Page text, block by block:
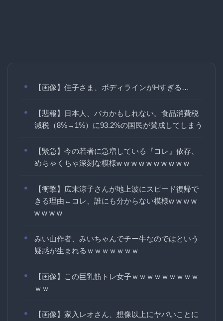
【画像】佳子さま、ボディラインがHすぎる…
【悲報】日本人、バカかもしれない。食品消費税
減税（8%→1%）に93.2%の国民が賛成してしまう
【緊急】今の若者に急増している『コレ』依存、
めちゃくちゃ深刻な模様w w w w w w w w w w
【衝撃】広末涼子さんが地上波にスピード復帰で
きる理由←コレ、誰にも分からない模様w w w w
w w w w
みい山作者、みいちゃんでチー牛なのではという
疑惑が生まれるｗｗｗｗｗｗｗ
【画像】この巨乳筋トレ女子ｗｗｗｗｗｗｗｗｗ
ｗｗ
【画像】家入レオさん、想像以上にヤバいことに